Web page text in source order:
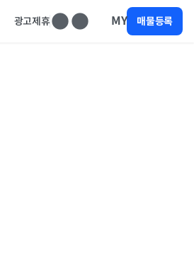
광고제휴 MY 매물등록